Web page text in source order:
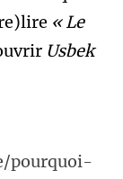
« Le
Usbek
pourquoi-